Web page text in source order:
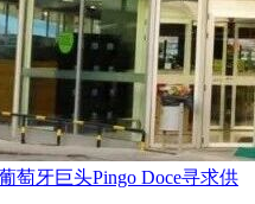
萄牙巨头Pingo Doce寻求供